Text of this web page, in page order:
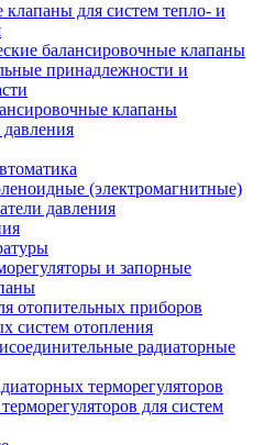
для систем тепло- и
балансировочные клапаны
принадлежности и
клапаны
(электромагнитные)
давления
и запорные
отопительных приборов
систем отопления
радиаторные
терморегуляторов
для систем